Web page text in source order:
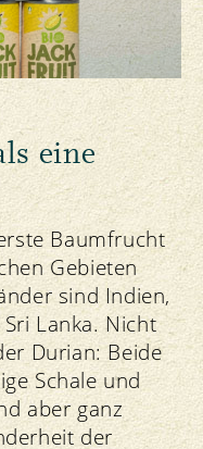
eine
Baumfrucht
Gebieten
sind Indien,
Lanka. Nicht
Durian: Beide
Schale und
aber ganz
der